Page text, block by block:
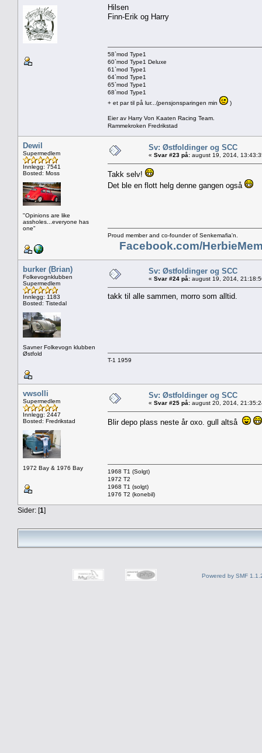
Hilsen
Finn-Erik og Harry
58`mod Type1
60`mod Type1 Deluxe
61`mod Type1
64`mod Type1
65`mod Type1
68`mod Type1
+ et par til på lur...(pensjonsparingen min
)
Eier av Harry Von Kaaten Racing Team.
Rammekroken Fredrikstad
Dewil
Supermedlem
Innlegg: 7541
Bosted: Moss
"Opinions are like
assholes...everyone has
one"
Sv: Østfoldinger og SCC
« Svar #23 på: august 19, 2014,
Takk selv!
Det ble en flott helg denne gangen også
Proud member and co-founder of Senkemafia'n.
Facebook.com/
burker (Brian)
Folkevognklubben
Supermedlem
Innlegg: 1183
Bosted: Tistedal
Savner Folkevogn klubben
Østfold
Sv: Østfoldinger og SCC
« Svar #24 på: august 19, 2014,
takk til alle sammen, morro som alltid.
T-1 1959
vwsolli
Supermedlem
Innlegg: 2447
Bosted: Fredrikstad
1972 Bay & 1976 Bay
Sv: Østfoldinger og SCC
« Svar #25 på: august 20, 2014,
Blir depo plass neste år oxo. gull altså
1968 T1 (Solgt)
1972 T2
1968 T1 (solgt)
1976 T2 (konebil)
Sider: [1]
Powered by SMF